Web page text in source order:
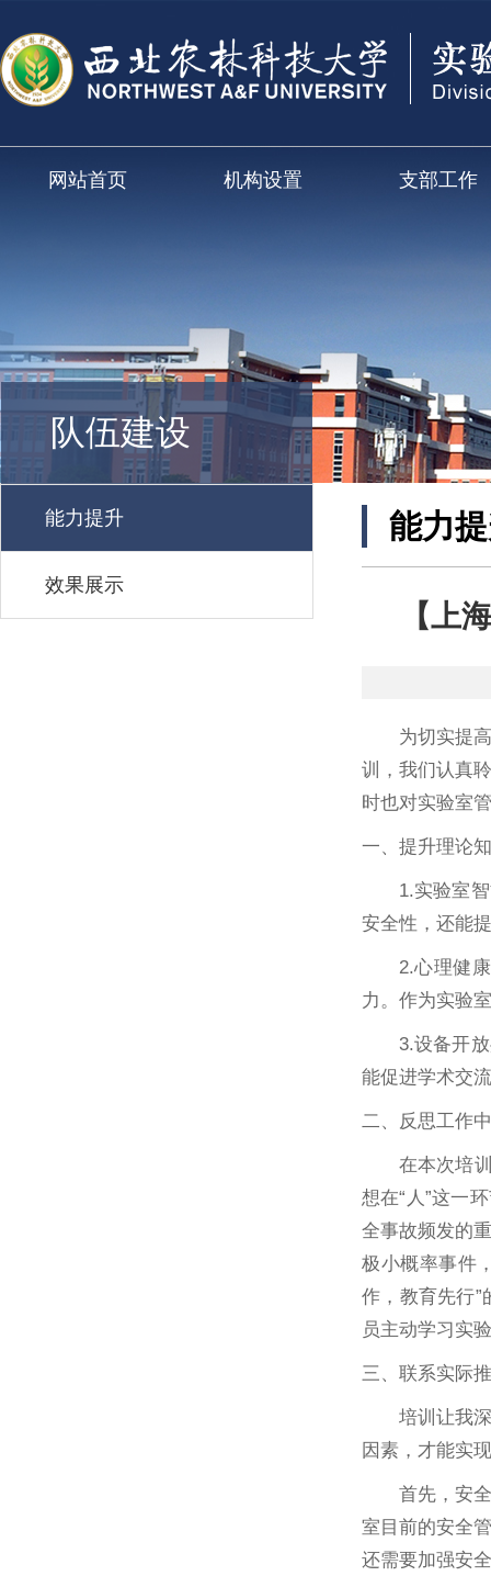
网站首页 机构设置 支部工作
队伍建设
能力提升
效果展示
能力
【上
为切实提
训，我们认真
时也对实验室
一、提升理论
1.实验室
安全性，还能
2.心理健
力。作为实验
3.设备开
能促进学术交
二、反思工作
在本次培
想在“人”这一
全事故频发的
极小概率事件
作，教育先行
员主动学习实
三、联系实际
培训让我
因素，才能实
首先，安
室目前的安全
还需要加强安